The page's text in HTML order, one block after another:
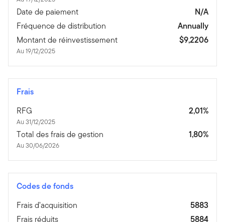
Date de paiement
N/A
Fréquence de distribution
Annually
Montant de réinvestissement
Au 19/12/2025
$9,2206
Frais
RFG
Au 31/12/2025
2,01%
Total des frais de gestion
Au 30/06/2026
1,80%
Codes de fonds
Frais d’acquisition
5883
Frais réduits
5884